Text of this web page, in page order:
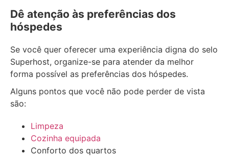
Dê atenção às preferências dos
hóspedes
Se você quer oferecer uma experiência digna do selo
Superhost, organize-se para atender da melhor
forma possível as preferências dos hóspedes.
Alguns pontos que você não pode perder de vista
são:
Limpeza
Cozinha equipada
Conforto dos quartos